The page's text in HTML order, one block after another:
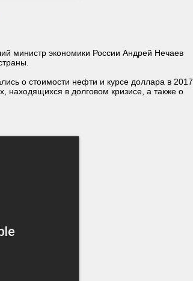
министр экономики России Андрей Нечаев
о стоимости нефти и курсе доллара в 2017
находящихся в долговом кризисе, а также о